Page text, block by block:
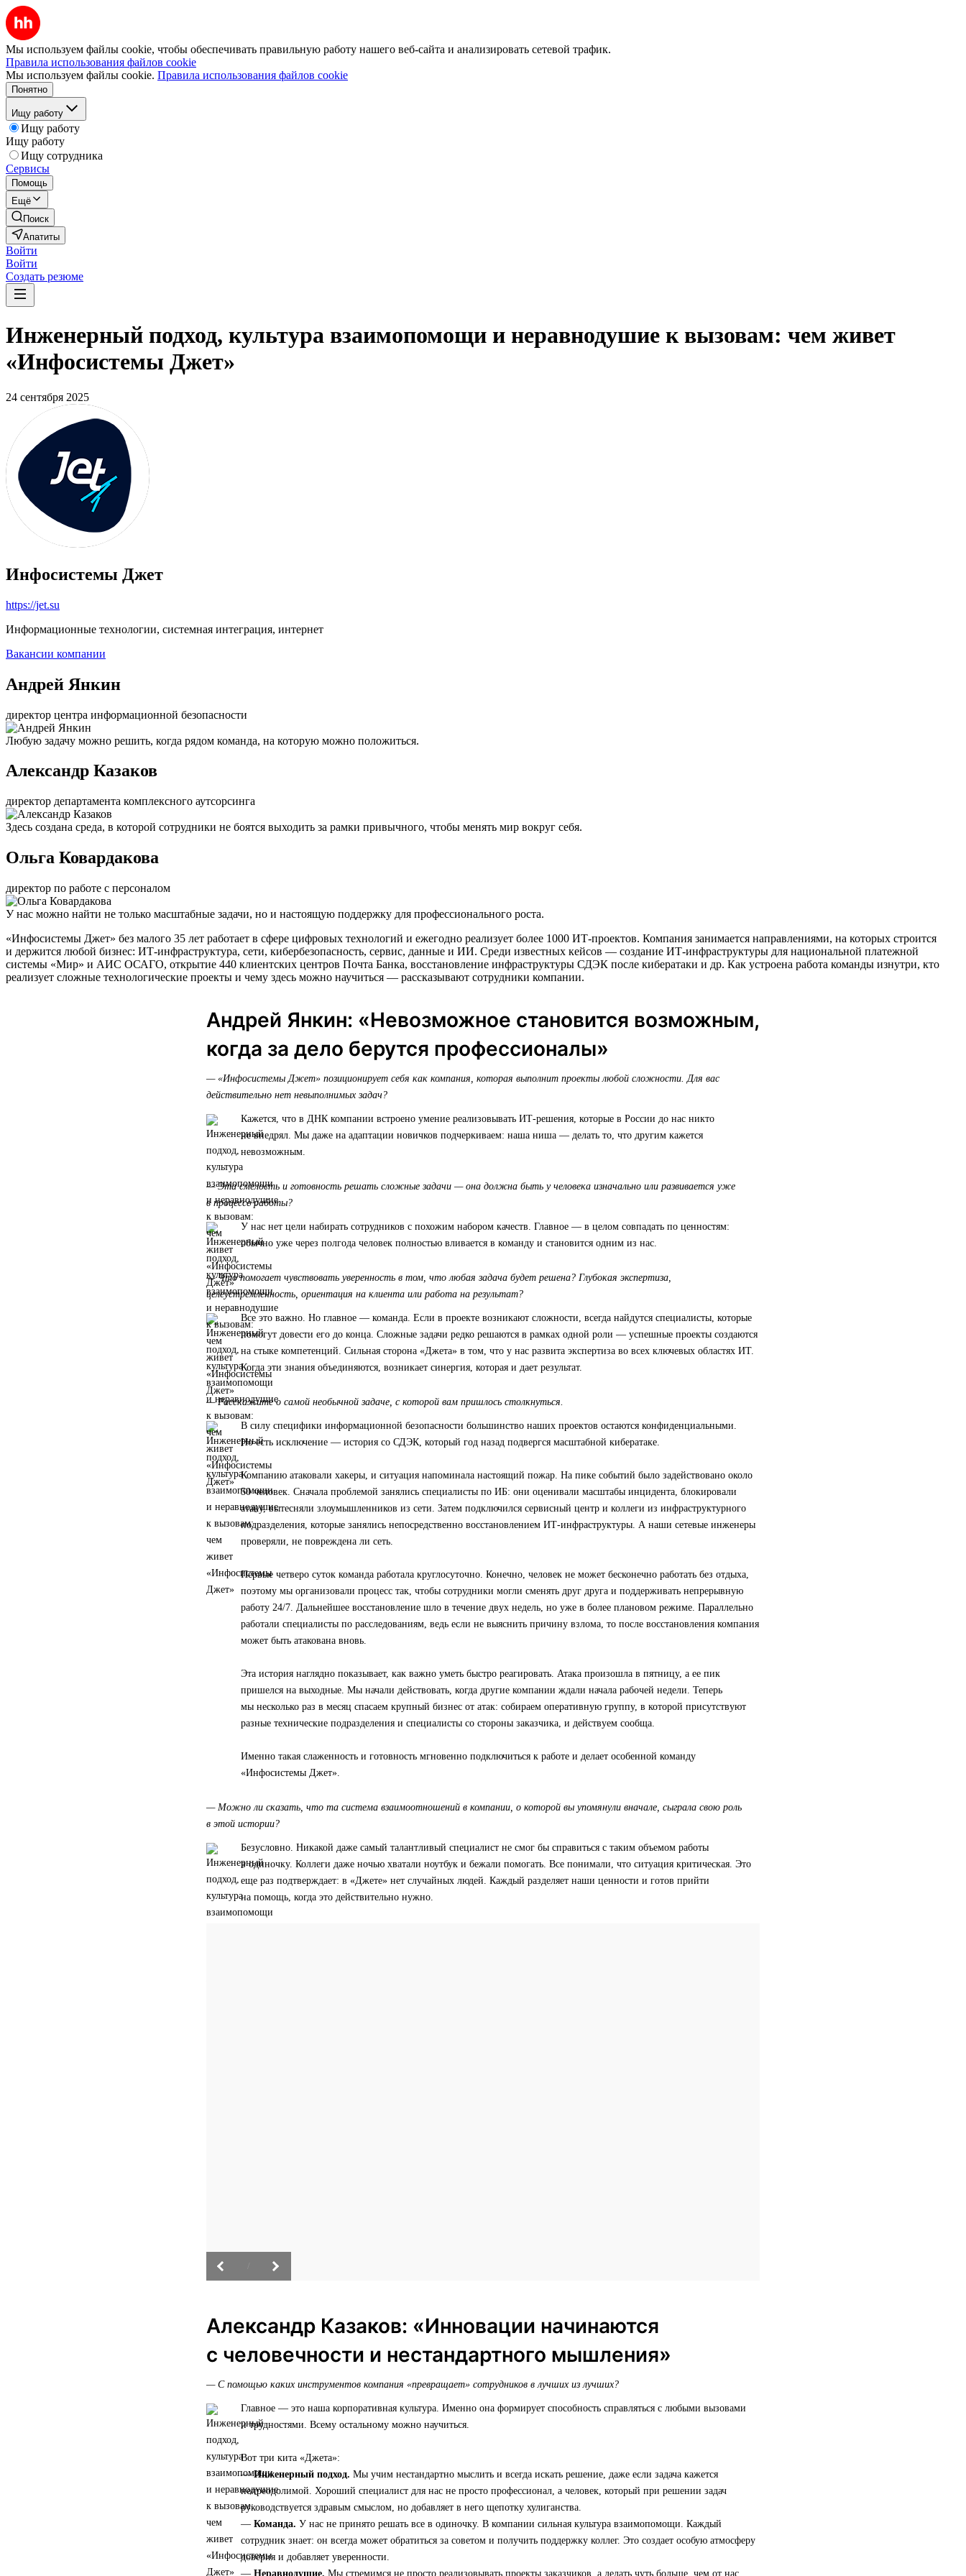
Мы используем файлы cookie, чтобы обеспечивать правильную работу нашего веб-сайта и анализировать сетевой трафик.
Правила использования файлов cookie
Мы используем файлы cookie. Правила использования файлов cookie
Понятно
Ищу работу
Ищу работу
Ищу работу
Ищу сотрудника
Сервисы
Помощь
Ещё
Поиск
Апатиты
Войти
Войти
Создать резюме
Инженерный подход, культура взаимопомощи и неравнодушие к вызовам: чем живет
«Инфосистемы Джет»
24 сентября 2025
Инфосистемы Джет
https://jet.su
Информационные технологии, системная интеграция, интернет
Вакансии компании
Андрей Янкин
директор центра информационной безопасности
Любую задачу можно решить, когда рядом команда, на которую можно положиться.
Александр Казаков
директор департамента комплексного аутсорсинга
Здесь создана среда, в которой сотрудники не боятся выходить за рамки привычного, чтобы менять мир вокруг себя.
Ольга Ковардакова
директор по работе с персоналом
У нас можно найти не только масштабные задачи, но и настоящую поддержку для профессионального роста.
«Инфосистемы Джет» без малого 35 лет работает в сфере цифровых технологий и ежегодно реализует более 1000 ИТ-проектов. Компания занимается направлениями, на которых строится
и держится любой бизнес: ИТ-инфраструктура, сети, кибербезопасность, сервис, данные и ИИ. Среди известных кейсов — создание ИТ-инфраструктуры для национальной платежной
системы «Мир» и АИС ОСАГО, открытие 440 клиентских центров Почта Банка, восстановление инфраструктуры СДЭК после кибератаки и др. Как устроена работа команды изнутри, кто
реализует сложные технологические проекты и чему здесь можно научиться — рассказывают сотрудники компании.
Андрей Янкин: «Невозможное становится возможным,
когда за дело берутся профессионалы»
— «Инфосистемы Джет» позиционирует себя как компания, которая выполнит проекты любой сложности. Для вас
действительно нет невыполнимых задач?
Кажется, что в ДНК компании встроено умение реализовывать ИТ-решения, которые в России до нас никто
не внедрял. Мы даже на адаптации новичков подчеркиваем: наша ниша — делать то, что другим кажется
невозможным.
— Эта смелость и готовность решать сложные задачи — она должна быть у человека изначально или развивается уже
в процессе работы?
У нас нет цели набирать сотрудников с похожим набором качеств. Главное — в целом совпадать по ценностям:
обычно уже через полгода человек полностью вливается в команду и становится одним из нас.
— Что помогает чувствовать уверенность в том, что любая задача будет решена? Глубокая экспертиза,
целеустремленность, ориентация на клиента или работа на результат?
Все это важно. Но главное — команда. Если в проекте возникают сложности, всегда найдутся специалисты, которые
помогут довести его до конца. Сложные задачи редко решаются в рамках одной роли — успешные проекты создаются
на стыке компетенций. Сильная сторона «Джета» в том, что у нас развита экспертиза во всех ключевых областях ИТ.
Когда эти знания объединяются, возникает синергия, которая и дает результат.
— Расскажите о самой необычной задаче, с которой вам пришлось столкнуться.
В силу специфики информационной безопасности большинство наших проектов остаются конфиденциальными.
Но есть исключение — история со СДЭК, который год назад подвергся масштабной кибератаке.
Компанию атаковали хакеры, и ситуация напоминала настоящий пожар. На пике событий было задействовано около
50 человек. Сначала проблемой занялись специалисты по ИБ: они оценивали масштабы инцидента, блокировали
атаку, вытесняли злоумышленников из сети. Затем подключился сервисный центр и коллеги из инфраструктурного
подразделения, которые занялись непосредственно восстановлением ИТ-инфраструктуры. А наши сетевые инженеры
проверяли, не повреждена ли сеть.
Первые четверо суток команда работала круглосуточно. Конечно, человек не может бесконечно работать без отдыха,
поэтому мы организовали процесс так, чтобы сотрудники могли сменять друг друга и поддерживать непрерывную
работу 24/7. Дальнейшее восстановление шло в течение двух недель, но уже в более плановом режиме. Параллельно
работали специалисты по расследованиям, ведь если не выяснить причину взлома, то после восстановления компания
может быть атакована вновь.
Эта история наглядно показывает, как важно уметь быстро реагировать. Атака произошла в пятницу, а ее пик
пришелся на выходные. Мы начали действовать, когда другие компании ждали начала рабочей недели. Теперь
мы несколько раз в месяц спасаем крупный бизнес от атак: собираем оперативную группу, в которой присутствуют
разные технические подразделения и специалисты со стороны заказчика, и действуем сообща.
Именно такая слаженность и готовность мгновенно подключиться к работе и делает особенной команду
«Инфосистемы Джет».
— Можно ли сказать, что та система взаимоотношений в компании, о которой вы упомянули вначале, сыграла свою роль
в этой истории?
Безусловно. Никакой даже самый талантливый специалист не смог бы справиться с таким объемом работы
в одиночку. Коллеги даже ночью хватали ноутбук и бежали помогать. Все понимали, что ситуация критическая. Это
еще раз подтверждает: в «Джете» нет случайных людей. Каждый разделяет наши ценности и готов прийти
на помощь, когда это действительно нужно.
Александр Казаков: «Инновации начинаются
с человечности и нестандартного мышления»
— С помощью каких инструментов компания «превращает» сотрудников в лучших из лучших?
Главное — это наша корпоративная культура. Именно она формирует способность справляться с любыми вызовами
и трудностями. Всему остальному можно научиться.
Вот три кита «Джета»:
—Инженерный подход. Мы учим нестандартно мыслить и всегда искать решение, даже если задача кажется
непреодолимой. Хороший специалист для нас не просто профессионал, а человек, который при решении задач
руководствуется здравым смыслом, но добавляет в него щепотку хулиганства.
— Команда. У нас не принято решать все в одиночку. В компании сильная культура взаимопомощи. Каждый
сотрудник знает: он всегда может обратиться за советом и получить поддержку коллег. Это создает особую атмосферу
доверия и добавляет уверенности.
— Неравнодушие. Мы стремимся не просто реализовывать проекты заказчиков, а делать чуть больше, чем от нас